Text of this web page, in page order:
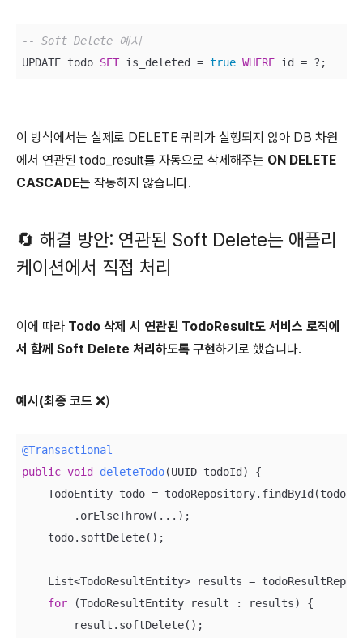
-- Soft Delete 예시
UPDATE todo SET is_deleted = true WHERE id =
이 방식에서는 실제로 DELETE 쿼리가 실행되지 않아 DB 차원
에서 연관된 todo_result를 자동으로 삭제해주는 ON DELETE
CASCADE는 작동하지 않습니다.
🔄 해결 방안: 연관된 Soft Delete는 애플리
케이션에서 직접 처리
이에 따라 Todo 삭제 시 연관된 TodoResult도 서비스 로직에
서 함께 Soft Delete 처리하도록 구현하기로 했습니다.
예시(최종 코드 ❌)
@Transactional
public void deleteTodo(UUID todoId)
{
TodoEntity todo =
        .orElseThrow(...);
    todo.softDelete();
List<TodoResultEntity> results =
for (TodoResultEntity result : results) {
        result.softDelete();